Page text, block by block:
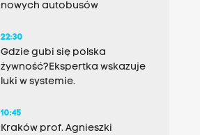
nowych autobusów
22:30
Gdzie gubi się polska
żywność?Ekspertka wskazuje
luki w systemie.
10:45
Kraków prof. Agnieszki